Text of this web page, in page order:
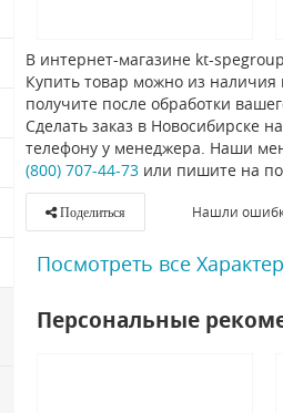
В интернет-магазине kt-
Купить товар можно из наличия
получите после обработки
Сделать заказ в Новосибирске
телефону у менеджера. Наши
(800) 707-44-73или пишите на
Поделиться Нашли
Посмотреть все
Персональные